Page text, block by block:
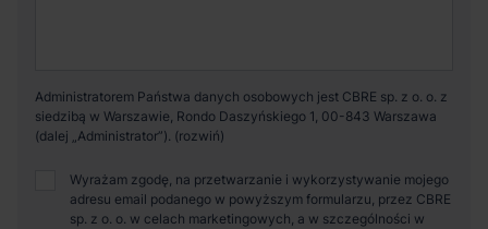
Administratorem Państwa danych osobowych jest CBRE sp. z o. o. z
siedzibą w Warszawie, Rondo Daszyńskiego 1, 00-843 Warszawa
(dalej „Administrator”).
Wyrażam zgodę, na przetwarzanie i wykorzystywanie mojego
adresu email podanego w powyższym formularzu, przez CBRE
sp. z o. o. w celach marketingowych, a w szczególności w